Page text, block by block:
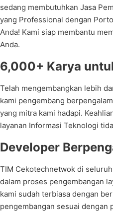
sedang membutuhkan Jasa
yang Professional dengan
Anda! Kami siap membantu
Anda.
6,000+ Karya
Telah mengembangkan lebih
kami pengembang
yang mitra kami hadapi.
layanan Informasi Teknologi
Developer
TIM Cekotechnetwok di
dalam proses pengembangan
kami sudah terbiasa dengan
pengembangan sesuai dengan